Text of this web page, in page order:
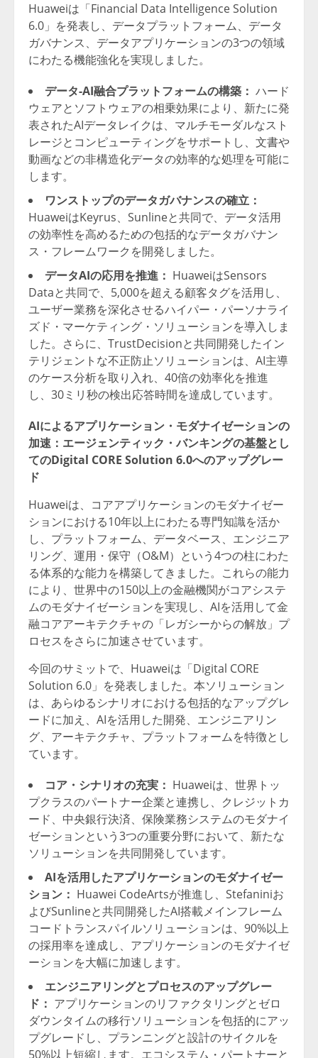
Huaweiは「Financial Data Intelligence Solution
6.0」を発表し、データプラットフォーム、データ
ガバナンス、データアプリケーションの3つの領域
にわたる機能強化を実現しました。
データ-AI融合プラットフォームの構築： ハード
ウェアとソフトウェアの相乗効果により、新たに発
表されたAIデータレイクは、マルチモーダルなスト
レージとコンピューティングをサポートし、文書や
動画などの非構造化データの効率的な処理を可能に
します。
ワンストップのデータガバナンスの確立：
HuaweiはKeyrus、Sunlineと共同で、データ活用
の効率性を高めるための包括的なデータガバナン
ス・フレームワークを開発しました。
データAIの応用を推進： HuaweiはSensors
Dataと共同で、5,000を超える顧客タグを活用し、
ユーザー業務を深化させるハイパー・パーソナライ
ズド・マーケティング・ソリューションを導入しま
した。さらに、TrustDecisionと共同開発したイン
テリジェントな不正防止ソリューションは、AI主導
のケース分析を取り入れ、40倍の効率化を推進
し、30ミリ秒の検出応答時間を達成しています。
AIによるアプリケーション・モダナイゼーションの
加速：エージェンティック・バンキングの基盤とし
てのDigital CORE Solution 6.0へのアップグレー
ド
Huaweiは、コアアプリケーションのモダナイゼー
ションにおける10年以上にわたる専門知識を活か
し、プラットフォーム、データベース、エンジニア
リング、運用・保守（O&M）という4つの柱にわた
る体系的な能力を構築してきました。これらの能力
により、世界中の150以上の金融機関がコアシステ
ムのモダナイゼーションを実現し、AIを活用して金
融コアアーキテクチャの「レガシーからの解放」プ
ロセスをさらに加速させています。
今回のサミットで、Huaweiは「Digital CORE
Solution 6.0」を発表しました。本ソリューション
は、あらゆるシナリオにおける包括的なアップグレ
ードに加え、AIを活用した開発、エンジニアリン
グ、アーキテクチャ、プラットフォームを特徴とし
ています。
コア・シナリオの充実： Huaweiは、世界トッ
プクラスのパートナー企業と連携し、クレジットカ
ード、中央銀行決済、保険業務システムのモダナイ
ゼーションという3つの重要分野において、新たな
ソリューションを共同開発しています。
AIを活用したアプリケーションのモダナイゼー
ション： Huawei CodeArtsが推進し、Stefaniniお
よびSunlineと共同開発したAI搭載メインフレーム
コードトランスパイルソリューションは、90%以上
の採用率を達成し、アプリケーションのモダナイゼ
ーションを大幅に加速します。
エンジニアリングとプロセスのアップグレー
ド： アプリケーションのリファクタリングとゼロ
ダウンタイムの移行ソリューションを包括的にアッ
プグレードし、プランニングと設計のサイクルを
50%以上短縮します。エコシステム・パートナーと